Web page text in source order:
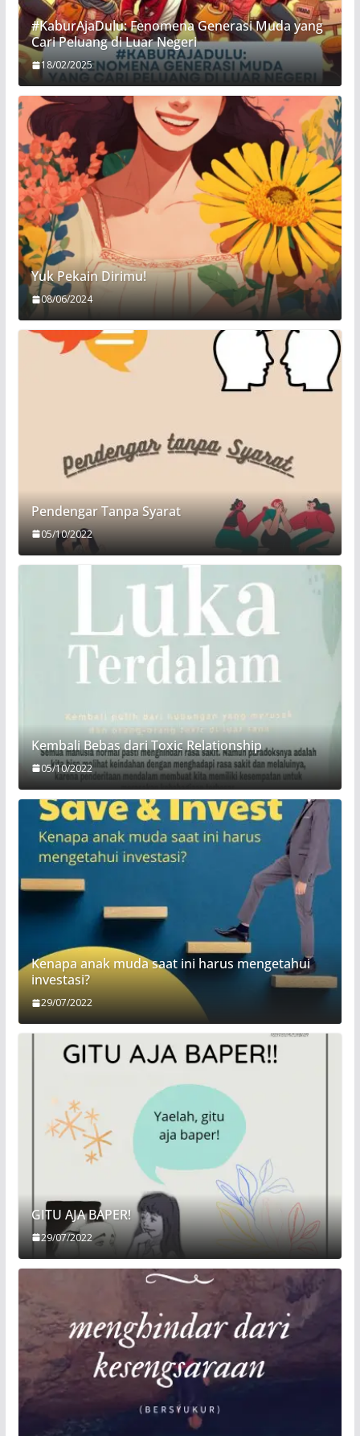
#KaburAjaDulu: Fenomena Generasi Muda yang
Cari Peluang di Luar Negeri
18/02/2025
Yuk Pekain Dirimu!
08/06/2024
Pendengar Tanpa Syarat
05/10/2022
Kembali Bebas dari Toxic Relationship
05/10/2022
Kenapa anak muda saat ini harus mengetahui
investasi?
29/07/2022
GITU AJA BAPER!
29/07/2022